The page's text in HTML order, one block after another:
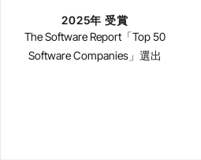
2025年 受賞
The Software Report「Top 50
Software Companies」選出